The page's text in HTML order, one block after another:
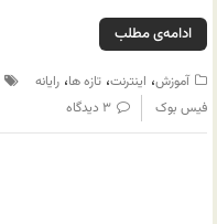
ادامه‌ی مطلب
آموزش، اینترنت،تازه ها،رایانه
فیس بوک
۳ دیدگاه